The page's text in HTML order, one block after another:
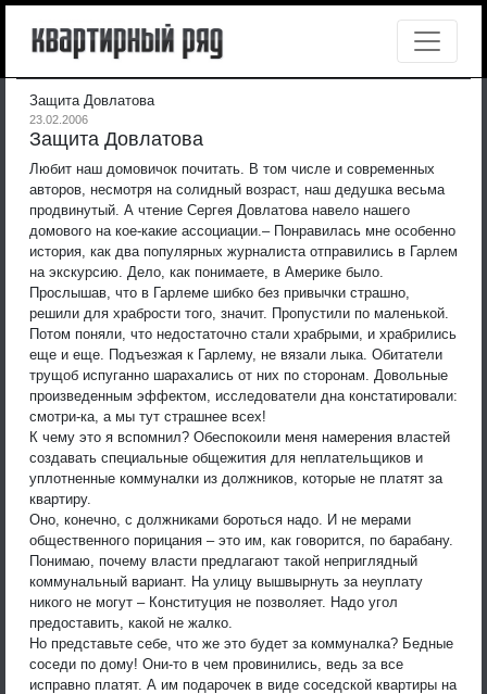
Защита Довлатова
23.02.2006
Защита Довлатова
Любит наш домовичок почитать. В том числе и современных
авторов, несмотря на солидный возраст, наш дедушка весьма
продвинутый. А чтение Сергея Довлатова навело нашего
домового на кое-какие ассоциации. – Понравилась мне особенно
история, как два популярных журналиста отправились в Гарлем
на экскурсию. Дело, как понимаете, в Америке было.
Прослышав, что в Гарлеме шибко без привычки страшно,
решили для храбрости того, значит. Пропустили по маленькой.
Потом поняли, что недостаточно стали храбрыми, и храбрились
еще и еще. Подъезжая к Гарлему, не вязали лыка. Обитатели
трущоб испуганно шарахались от них по сторонам. Довольные
произведенным эффектом, исследователи дна констатировали:
смотри-ка, а мы тут страшнее всех!
К чему это я вспомнил? Обеспокоили меня намерения властей
создавать специальные общежития для неплательщиков и
уплотненные коммуналки из должников, которые не платят за
квартиру.
Оно, конечно, с должниками бороться надо. И не мерами
общественного порицания – это им, как говорится, по барабану.
Понимаю, почему власти предлагают такой неприглядный
коммунальный вариант. На улицу вышвырнуть за неуплату
никого не могут – Конституция не позволяет. Надо угол
предоставить, какой не жалко.
Но представьте себе, что же это будет за коммуналка? Бедные
соседи по дому! Они-то в чем провинились, ведь за все
исправно платят. А им подарочек в виде соседской квартиры на